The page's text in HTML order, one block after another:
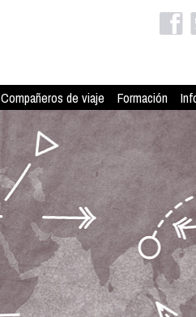
Compañeros de viaje Formación